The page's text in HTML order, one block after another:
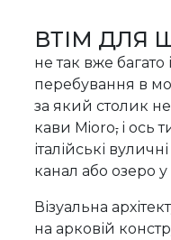
ВТІМ ДЛЯ
не так вже багато
перебування в
за який столик
кави Mioro,і ось
італійські
канал або озеро
Візуальна
на арковій